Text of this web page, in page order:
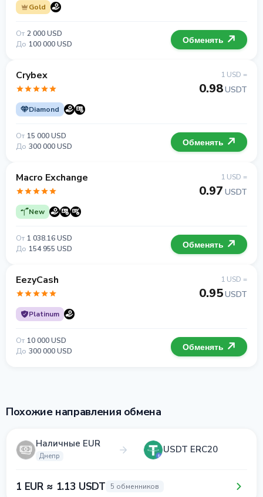
Gold
От 2 000 USD
До 100 000 USD Обменять
Crybex
Diamond
1 USD =
0.98USDT
От 15 000 USD
До 300 000 USD Обменять
Macro Exchange
New
1 USD =
0.97 USDT
От 1 038.16 USD
До 154 955 USD Обменять
EezyCash
Platinum
1 USD =
0.95USDT
От 10 000 USD
До 300 000 USD Обменять
Похожие направления обмена
Наличные EUR
Днепр
USDT ERC20
1 EUR ≈ 1.13 USDT 5 обменников